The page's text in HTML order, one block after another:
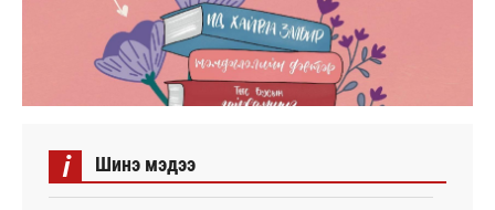
i Шинэ мэдээ